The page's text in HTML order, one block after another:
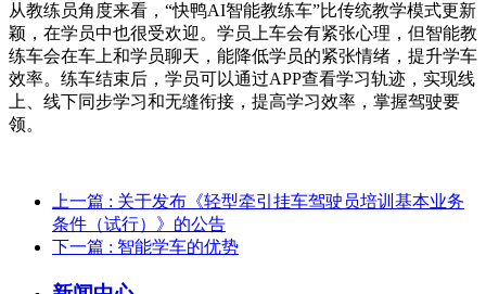
从教练员角度来看，“快鸭AI智能教练车”比传统教学模式更新
颖，在学员中也很受欢迎。学员上车会有紧张心理，但智能教
练车会在车上和学员聊天，能降低学员的紧张情绪，提升学车
效率。练车结束后，学员可以通过APP查看学习轨迹，实现线
上、线下同步学习和无缝衔接，提高学习效率，掌握驾驶要
领。
上一篇 : 关于发布《轻型牵引挂车驾驶员培训基本业务
条件（试行）》的公告
下一篇 : 智能学车的优势